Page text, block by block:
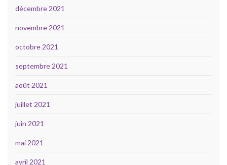
décembre 2021
novembre 2021
octobre 2021
septembre 2021
août 2021
juillet 2021
juin 2021
mai 2021
avril 2021